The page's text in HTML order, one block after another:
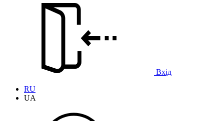
Вхід
RU
UA